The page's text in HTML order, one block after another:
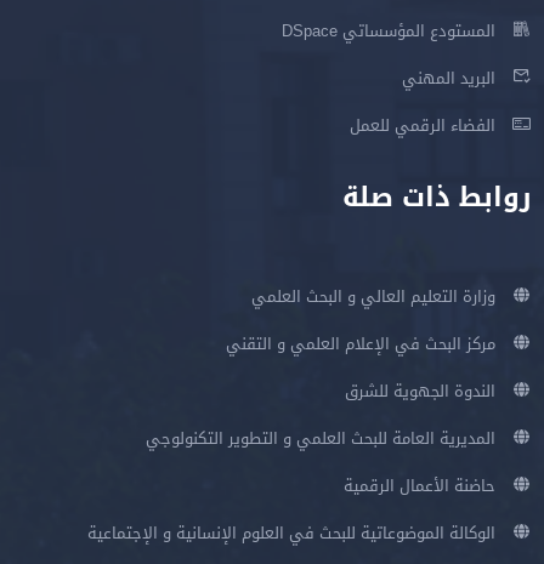
المستودع المؤسساتي DSpace
البريد المهني
الفضاء الرقمي للعمل
روابط ذات صلة
وزارة التعليم العالي و البحث العلمي
مركز البحث في الإعلام العلمي و التقني
الندوة الجهوية للشرق
المديرية العامة للبحث العلمي و التطوير التكنولوجي
حاضنة الأعمال الرقمية
الوكالة الموضوعاتية للبحث في العلوم الإنسانية و الإجتماعية